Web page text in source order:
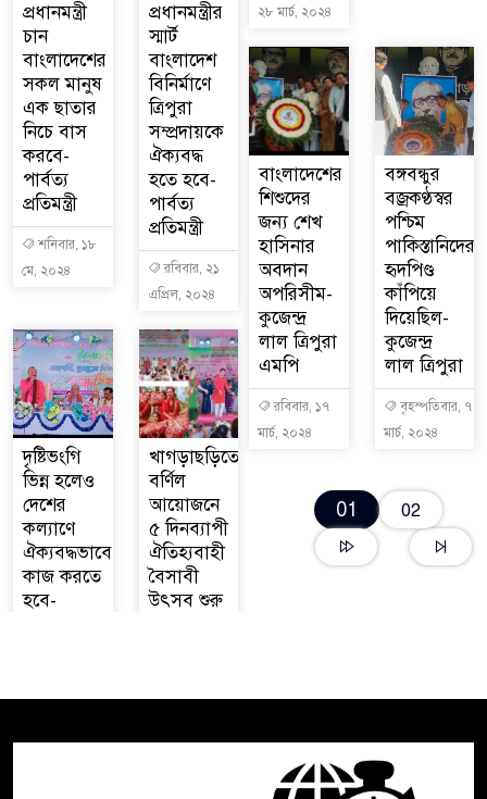
প্রধানমন্ত্রী
চান
বাংলাদেশের
সকল মানুষ
এক ছাতার
নিচে বাস
করবে-
পার্বত্য
প্রতিমন্ত্রী
মে, ২০২৪
প্রধানমন্ত্রীর
স্মার্ট
বাংলাদেশ
বিনির্মাণে
ত্রিপুরা
সম্প্রদায়কে
ঐক্যবদ্ধ
হতে হবে-
পার্বত্য
প্রতিমন্ত্রী
রবিবার, ২১
এপ্রিল, ২০২৪
দৃষ্টিভংগি
ভিন্ন হলেও
দেশের
কল্যাণে
ঐক্যবদ্ধভাবে
কাজ করতে
হবে-
খাগড়াছড়িতে
বর্ণিল
আয়োজনে
৫ দিনব্যাপী
ঐতিহ্যবাহী
বৈসাবী
উৎসব শুরু
২৮ মার্চ, ২০২৪
বাংলাদেশের
শিশুদের
জন্য শেখ
হাসিনার
অবদান
অপরিসীম-
কুজেন্দ্র
লাল ত্রিপুরা
এমপি
রবিবার, ১৭
মার্চ, ২০২৪
বঙ্গবন্ধুর
বজ্রকণ্ঠস্বর
পশ্চিম
পাকিস্তানিদের
হৃদপিণ্ড
কাঁপিয়ে
দিয়েছিল-
কুজেন্দ্র
লাল ত্রিপুরা
মার্চ, ২০২৪
01 02